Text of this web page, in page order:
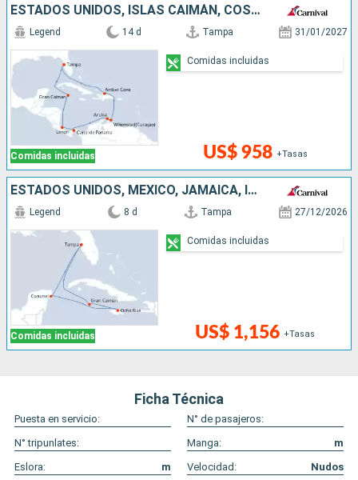
ESTADOS UNIDOS, ISLAS CAIMÁN, COSTA RICA, PANAMÁ, ARUBA, REPÚBLICA DOMINICANA
Comidas incluidas
Legend 14 d Tampa 31/01/2027
US$ 958 +Tasas
Comidas incluidas
ESTADOS UNIDOS, MÉXICO, JAMAICA, ISLAS CAIMÁN
Comidas incluidas
Legend 8 d Tampa 27/12/2026
US$ 1,156 +Tasas
Comidas incluidas
Ficha Técnica
Puesta en servicio:
N° de pasajeros:
N° tripunlates:
Manga:
m
Eslora:
m Velocidad: Nudos